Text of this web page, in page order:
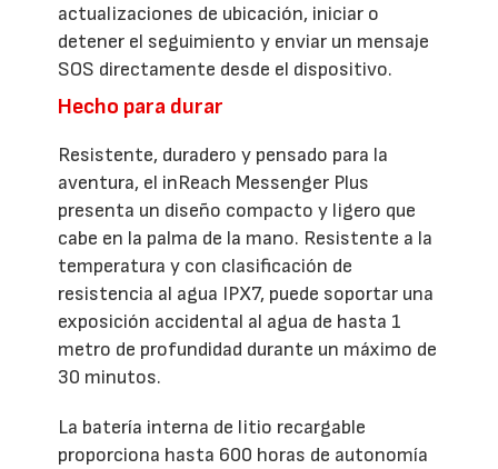
actualizaciones de ubicación, iniciar o
detener el seguimiento y enviar un mensaje
SOS directamente desde el dispositivo.
Hecho para durar
Resistente, duradero y pensado para la
aventura, el inReach Messenger Plus
presenta un diseño compacto y ligero que
cabe en la palma de la mano. Resistente a la
temperatura y con clasificación de
resistencia al agua IPX7, puede soportar una
exposición accidental al agua de hasta 1
metro de profundidad durante un máximo de
30 minutos.
La batería interna de litio recargable
proporciona hasta 600 horas de autonomía